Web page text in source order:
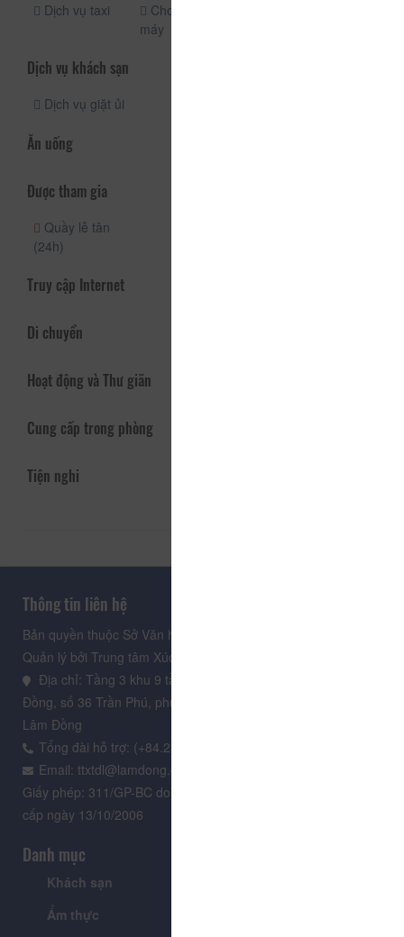
Dịch vụ taxi
Cho thuê xe
máy
Dịch vụ khách sạn
Dịch vụ giặt ủi
Ăn uống
Được tham gia
Quầy lễ tân
(24h)
Truy cập Internet
Di chuyển
Hoạt động và Thư giãn
Cung cấp trong phòng
Tiện nghi
Thông tin liên hệ
Bản quyền thuộc Sở Văn hoá, Thể thao và Du lịch Lâm Đồng.
Quản lý bởi Trung tâm Xúc tiến Du lịch Lâm Đồng
Địa chỉ: Tầng 3 khu 9 tầng, Trung tâm Hành chính tỉnh Lâm
Đồng, số 36 Trần Phú, phường Xuân Hương - Đà Lạt, tỉnh
Lâm Đồng
Tổng đài hỗ trợ: (+84.235) 3.916.961
Email: ttxtdl@lamdong.gov.vn
Giấy phép: 311/GP-BC do Cục Báo chí - Bộ Văn hóa Thông tin
cấp ngày 13/10/2006
Danh mục
Khách sạn
Ẩm thực